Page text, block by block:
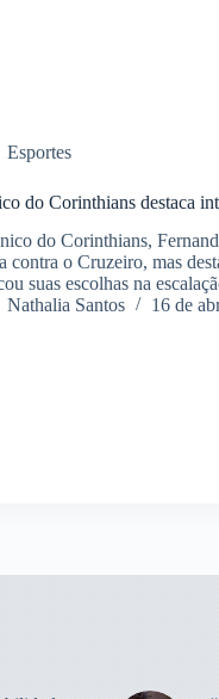
Esportes
do Corinthians destaca
do Corinthians,
contra o Cruzeiro, mas
suas escolhas na
Nathalia Santos
16 de